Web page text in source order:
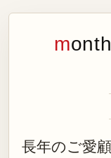
m
長年のご愛